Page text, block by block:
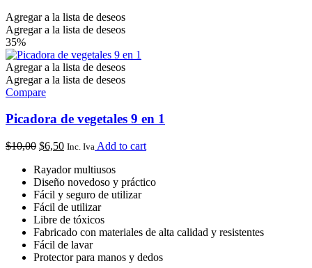
Agregar a la lista de deseos
Agregar a la lista de deseos
35%
Agregar a la lista de deseos
Agregar a la lista de deseos
Compare
Picadora de vegetales 9 en 1
$10,00 $6,50 Inc. Iva Add to cart
Rayador multiusos
Diseño novedoso y práctico
Fácil y seguro de utilizar
Fácil de utilizar
Libre de tóxicos
Fabricado con materiales de alta calidad y resistentes
Fácil de lavar
Protector para manos y dedos